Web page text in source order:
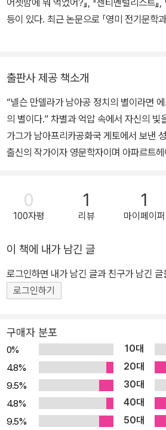
미국 덴버 대학교에서 박사학위를 받고 학
문화를 보존하고 알리는 일에 평생 힘을 쏟
47년 첫 단편집 『인간은 살아야 한다』를
연구서를 여럿 출간했으며, 1969년에는
기도 했다. 프랑스 정부가 수여하는 팔름
여하는 예술·교육 분야의 크리스털 어워드
굴, 보존하는 민간단체 에스키아 인스티튜
어젯밤에 뭐 먹었어?』, 『센티멘털리스트』,
등이 있다. 최근 논문으로 「영미 전기문학
출판사 제공 책소개
“넬슨 만델라가 남아공 정치의 별이라면 에스키아 음파렐레는 문학
의 별이다.” 차별과 억압 속에서 자신의 빛을 찾다 민족의 빛이 된 작
가그가 남아프리카공화국 게토에서 보낸 성장기 남아프리카
출신의 작가이자 영문학자이며 아파르트
의 자서전 『2번가에서Down Second
139)가 문학과지성사에서 출간되었다.
문학의 아버지 에스키아 음파렐레의 유년
이다. 음파렐레가 성장한 ‘마라바스타드 2
지정한 아파르트헤이트 체제하의 흑인 빈
드러내는 한 단면이다. 남아공 자전문학의
계대공황과 인종차별 정책 속에서 더 바닥
보여준다. 남아프리카공화국의 아파르트헤이트 체제로 큰 고초를 겪
었지만, 음파렐레는 놀랍게도 자서전에 울
터뜨리지도 않는다. 그러나 독자는 가난과
인한 공포 뒤에 도사린 불의를 깨쳐가는
된다. 정직함과 솔직한 유머 감각이 가득한 자서전이다.
번가에서 시작된 50년의 길고 긴 오디세
0
100자평
1
리뷰
1
마이페이퍼
이 책에 내가 남긴 글
로그인하면 내가 남긴 글과 친구가 남긴
로그인하기
구매자 분포
0% 10대
4.8%
20대
9.5%
30대
4.8%
40대
9.5%
50대